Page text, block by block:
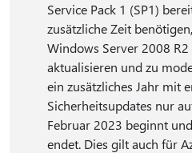
Service Pack 1 (SP1)
zusätzliche Zeit
Windows Server 2008 R2
aktualisieren und zu
ein zusätzliches Jahr mit
Sicherheitsupdates nur
Februar 2023 beginnt
endet. Dies gilt auch für